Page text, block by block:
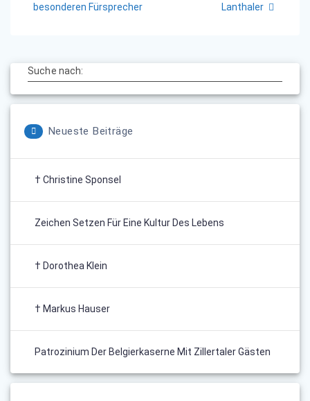
Beitrag:
besonderen Fürsprecher
Beitrag:
Lanthaler
Suche nach:
Neueste Beiträge
† Christine Sponsel
Zeichen Setzen Für Eine Kultur Des Lebens
† Dorothea Klein
† Markus Hauser
Patrozinium Der Belgierkaserne Mit Zillertaler Gästen